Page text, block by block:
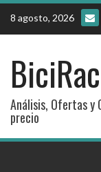
Skip
content
8 agosto, 2026
Análisis, Ofertas y
precio